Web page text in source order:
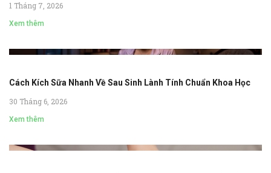
1 Tháng 7, 2026
Xem thêm
Cách Kích Sữa Nhanh Về Sau Sinh Lành Tính Chuẩn Khoa Học
30 Tháng 6, 2026
Xem thêm